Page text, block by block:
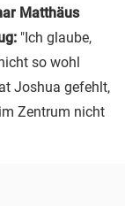
Matthäus
"Ich glaube,
so wohl
Joshua gefehlt,
Zentrum nicht